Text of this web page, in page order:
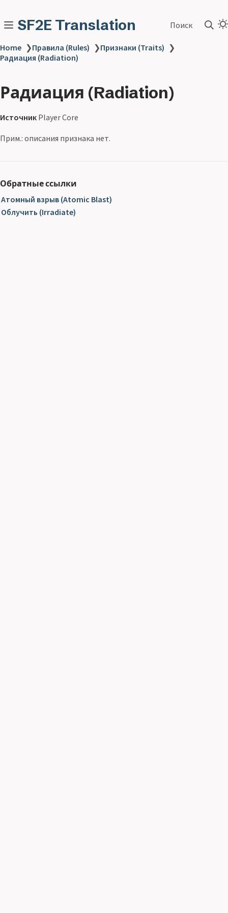
SF2E Translation Поиск
Home ❯Правила (Rules) ❯Признаки (Traits) ❯
Радиация (Radiation)
Радиация (Radiation)
Источник Player Core
Прим.: описания признака нет.
Обратные ссылки
Атомный взрыв (Atomic Blast)
Облучить (Irradiate)